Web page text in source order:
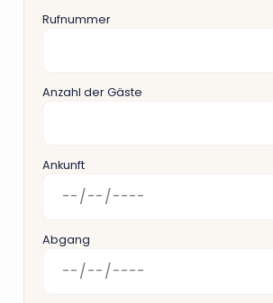
Rufnummer
Anzahl der Gäste
Ankunft
Abgang